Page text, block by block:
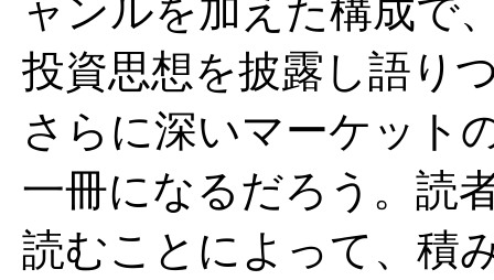
ャンルを加えた構成で
投資思想を披露し語り
さらに深いマーケット
一冊になるだろう。読
読むことによって、積